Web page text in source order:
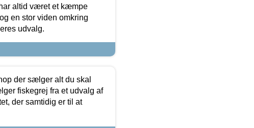
altid været et kæmpe
en stor viden omkring
udvalg.
der sælger alt du skal
fiskegrej fra et udvalg af
der samtidig er til at